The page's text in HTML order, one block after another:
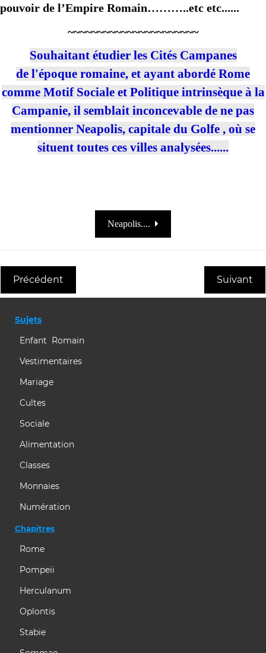
pouvoir de l’Empire Romain………..etc etc......
~~~~~~~~~~~~~~~~~~~~~~
Souhaitant étudier les Cités Campanes
de l'époque romaine, et ayant abordé Rome
comme Motif Sociale et Politique intrinsèque à la
Campanie, il semblait inconcevable de ne pas
mentionner Neapolis, capitale du Golfe , où se
situent toutes ces villes analysées......
Neapolis....
Précédent Suivant
Sujets
Enfant Romain
Vestimentaires
Mariage
Cultes
Sociale
Alimentation
Classes
Monnaies
Numération
Chapitres
Rome
Pompeii
Herculanum
Oplontis
Stabie